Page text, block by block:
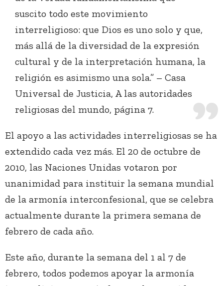
suscito todo este movimiento
interreligioso: que Dios es uno solo y que,
más allá de la diversidad de la expresión
cultural y de la interpretación humana, la
religión es asimismo una sola.” – Casa
Universal de Justicia, A las autoridades
religiosas del mundo, página 7.
El apoyo a las actividades interreligiosas se ha
extendido cada vez más. El 20 de octubre de
2010, las Naciones Unidas votaron por
unanimidad para instituir la semana mundial
de la armonía interconfesional, que se celebra
actualmente durante la primera semana de
febrero de cada año.
Este año, durante la semana del 1 al 7 de
febrero, todos podemos apoyar la armonía